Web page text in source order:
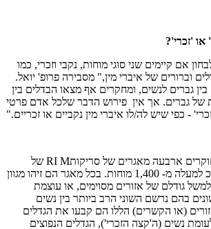
'זכרי'?
אם קיימים שני סוגי מוחות, נקבי וזכרי, כמו
וברורים של איברי מין," מסבירה פרופ' יואל.
גברים לנשים, ומחקרים אף מצאו הבדלים בין
של גברים. אך אין פירוש הדבר שלכל אדם פרטי
- כפי שיש לה/לו איברי מין נקביים או זכריים."
בשלב הראשון בחנו החוקרים ארבעה מאגרים של סריקותRI M​ של
מוחות אנושיים - בסה"כ למעלה מ- 1,400 מוחות. בכל מאגר הם זיהו מגוון
גודלם של אזורים מסוימים, או עוצמת
בהם נרשם השוני הרב ביותר בין נשים
(או הקשרים) הללו הם קבעו את הגדלים
נשים (ה'קצה הזכרי'), הגדלים הנפוצים